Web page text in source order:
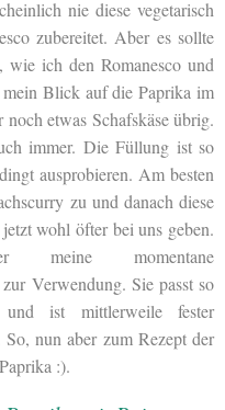
nie diese vegetarisch
zubereitet. Aber es sollte
ich den Romanesco und
Blick auf die Paprika im
etwas Schafskäse übrig.
immer. Die Füllung ist so
ausprobieren. Am besten
zu und danach diese
wohl öfter bei uns geben.
momentane
zur Verwendung. Sie passt so
ist mittlerweile fester
nun aber zum Rezept der
:).